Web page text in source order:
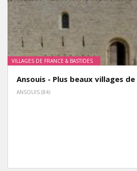
VILLAGES DE FRANCE & BASTIDES
Ansouis - Plus beaux villages de
ANSOUIS (84)